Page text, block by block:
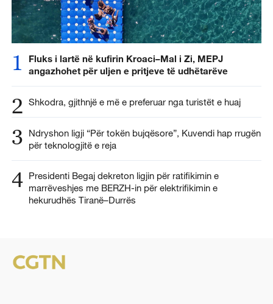
1
Fluks i lartë në kufirin Kroaci–Mal i Zi, MEPJ
angazhohet për uljen e pritjeve të udhëtarëve
2 Shkodra, gjithnjë e më e preferuar nga turistët e huaj
3
Ndryshon ligji “Për tokën bujqësore”, Kuvendi hap rrugën
për teknologjitë e reja
4 Presidenti Begaj dekreton ligjin për ratifikimin e
marrëveshjes me BERZH-in për elektrifikimin e
hekurudhës Tiranë–Durrës